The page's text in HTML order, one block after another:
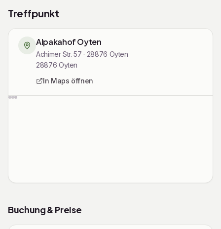
Treffpunkt
Alpakahof Oyten
Achimer Str. 57 · 28876 Oyten
28876 Oyten
In Maps öffnen
Rechtliche Informationen
Buchung & Preise